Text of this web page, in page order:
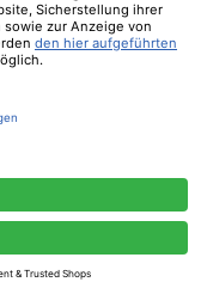
angegeben.
...
Konfigurieren